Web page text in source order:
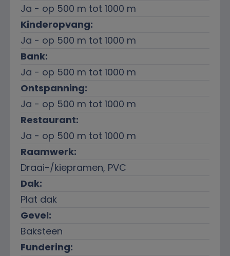
Ja - op 500 m tot 1000 m
Kinderopvang:
Ja - op 500 m tot 1000 m
Bank:
Ja - op 500 m tot 1000 m
Ontspanning:
Ja - op 500 m tot 1000 m
Restaurant:
Ja - op 500 m tot 1000 m
Raamwerk:
Draai-/kiepramen, PVC
Dak:
Plat dak
Gevel:
Baksteen
Fundering: